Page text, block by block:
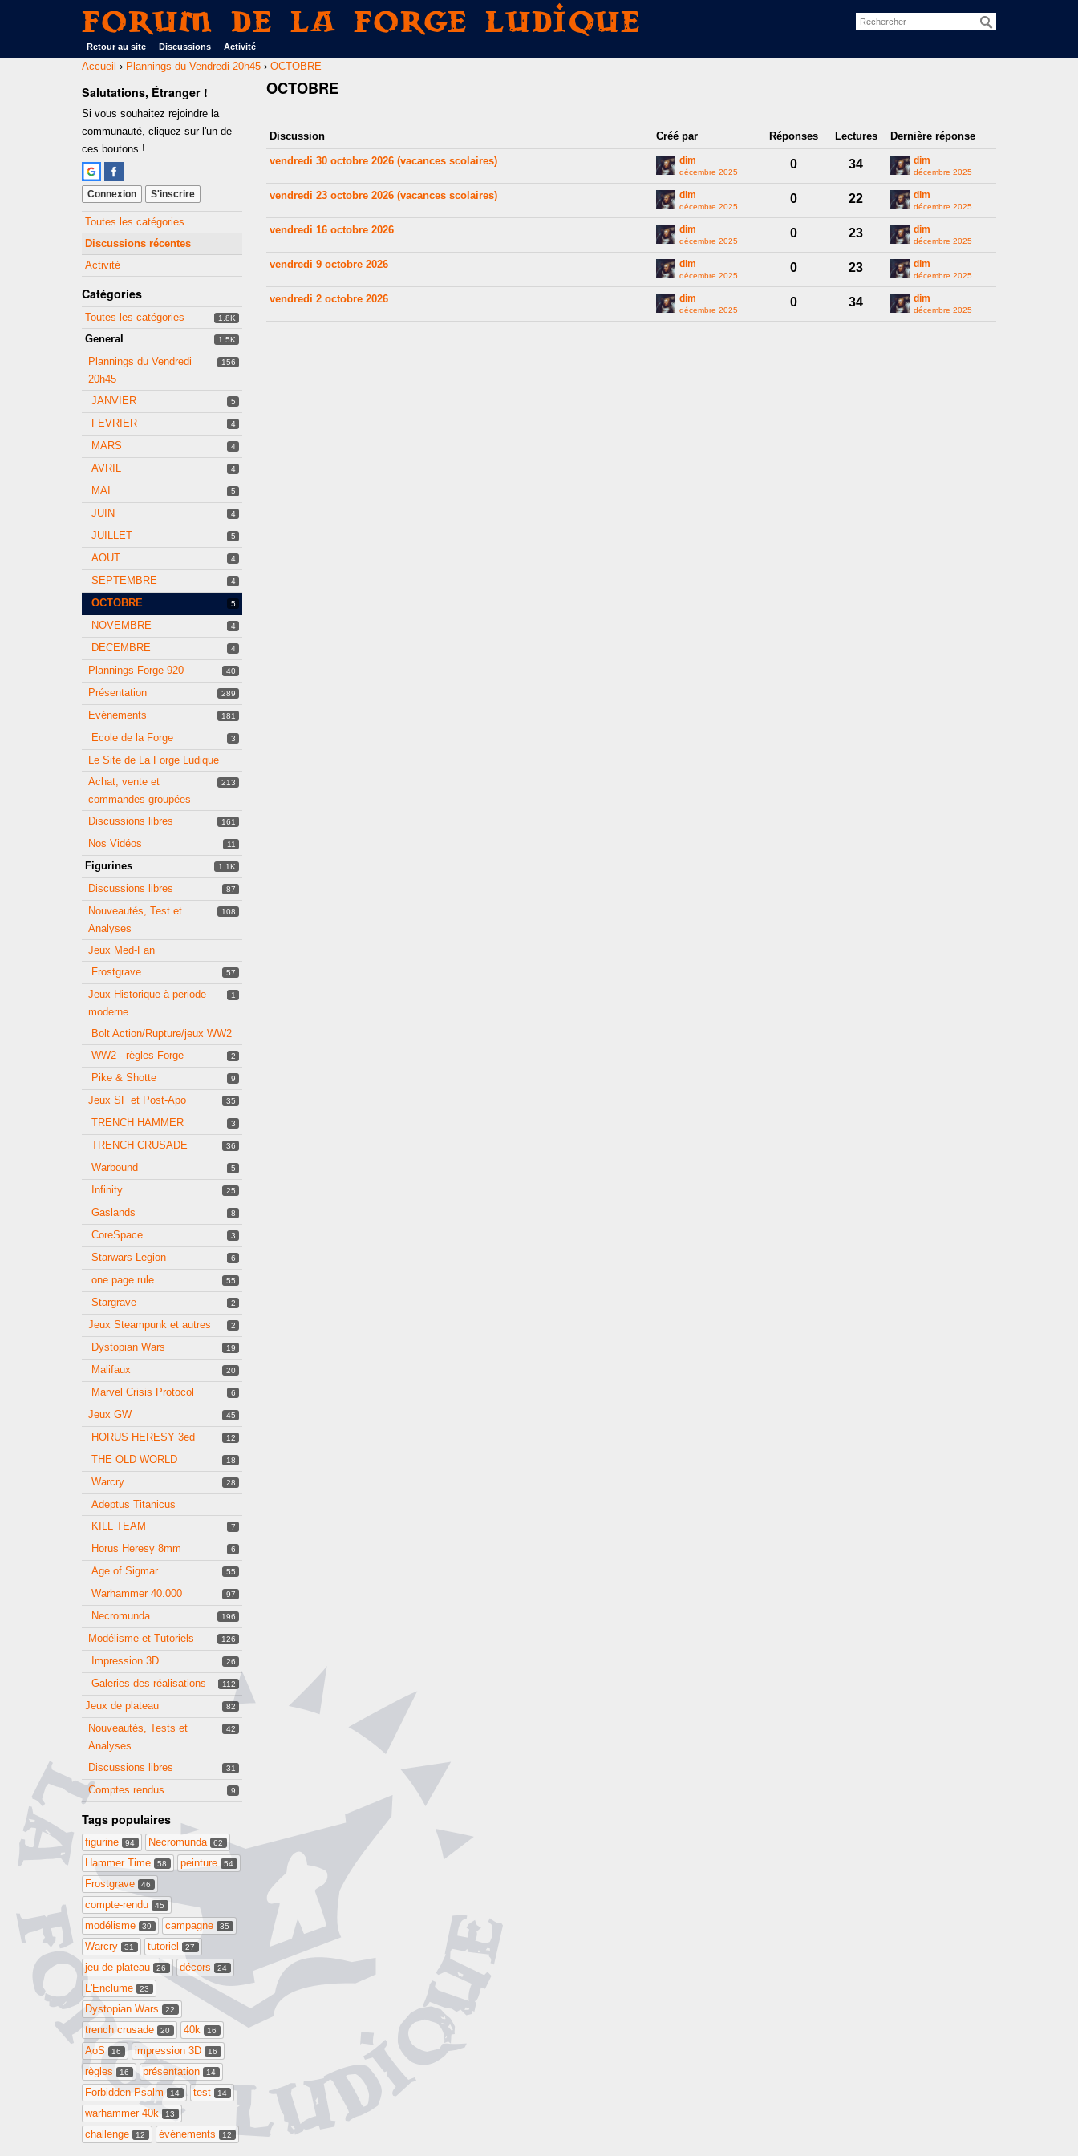
Forum de La Forge Ludique
Retour au site Discussions Activité
Accueil › Plannings du Vendredi 20h45 › OCTOBRE
Salutations, Étranger !
Si vous souhaitez rejoindre la
communauté, cliquez sur l'un de
ces boutons !
Connexion S'inscrire
Quick
Links
Toutes les catégories
Discussions récentes
Activité
Catégories
1.8K
Toutes les catégories
1.5K
General
156
Plannings du Vendredi
20h45
5
JANVIER
4
FEVRIER
4
MARS
4
AVRIL
5
MAI
4
JUIN
5
JUILLET
4
AOUT
4
SEPTEMBRE
5
OCTOBRE
4
NOVEMBRE
4
DECEMBRE
40
Plannings Forge 920
289
Présentation
181
Evénements
3
Ecole de la Forge
Le Site de La Forge Ludique
213
Achat, vente et
commandes groupées
161
Discussions libres
11
Nos Vidéos
1.1K
Figurines
87
Discussions libres
108
Nouveautés, Test et
Analyses
Jeux Med-Fan
57
Frostgrave
1
Jeux Historique à periode
moderne
Bolt Action/Rupture/jeux WW2
2
WW2 - règles Forge
9
Pike & Shotte
35
Jeux SF et Post-Apo
3
TRENCH HAMMER
36
TRENCH CRUSADE
5
Warbound
25
Infinity
8
Gaslands
3
CoreSpace
6
Starwars Legion
55
one page rule
2
Stargrave
2
Jeux Steampunk et autres
19
Dystopian Wars
20
Malifaux
6
Marvel Crisis Protocol
45
Jeux GW
12
HORUS HERESY 3ed
18
THE OLD WORLD
28
Warcry
Adeptus Titanicus
7
KILL TEAM
6
Horus Heresy 8mm
55
Age of Sigmar
97
Warhammer 40.000
196
Necromunda
126
Modélisme et Tutoriels
26
Impression 3D
112
Galeries des réalisations
82
Jeux de plateau
42
Nouveautés, Tests et
Analyses
31
Discussions libres
9
Comptes rendus
Tags populaires
figurine 94 Necromunda 62
Hammer Time 58 peinture 54
Frostgrave 46
compte-rendu 45
modélisme 39 campagne 35
Warcry 31 tutoriel 27
jeu de plateau 26 décors 24
L'Enclume 23
Dystopian Wars 22
trench crusade 20 40k 16
AoS 16 impression 3D 16
règles 16 présentation 14
Forbidden Psalm 14 test 14
warhammer 40k 13
challenge 12 événements 12
OCTOBRE
Discussion
List
Discussion Créé par Réponses Lectures Dernière réponse
vendredi 30 octobre 2026 (vacances scolaires) dim
décembre 2025
0 34 dim
décembre 2025
vendredi 23 octobre 2026 (vacances scolaires) dim
décembre 2025
0 22 dim
décembre 2025
vendredi 16 octobre 2026 dim
décembre 2025
0 23 dim
décembre 2025
vendredi 9 octobre 2026 dim
décembre 2025
0 23 dim
décembre 2025
vendredi 2 octobre 2026 dim
décembre 2025
0 34 dim
décembre 2025